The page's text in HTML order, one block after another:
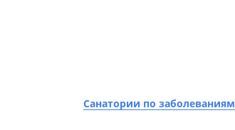
Санатории по заболеваниям